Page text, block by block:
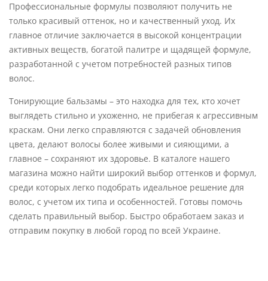
Профессиональные формулы позволяют получить не
только красивый оттенок, но и качественный уход. Их
главное отличие заключается в высокой концентрации
активных веществ, богатой палитре и щадящей формуле,
разработанной с учетом потребностей разных типов
волос.
Тонирующие бальзамы – это находка для тех, кто хочет
выглядеть стильно и ухоженно, не прибегая к агрессивным
краскам. Они легко справляются с задачей обновления
цвета, делают волосы более живыми и сияющими, а
главное – сохраняют их здоровье. В каталоге нашего
магазина можно найти широкий выбор оттенков и формул,
среди которых легко подобрать идеальное решение для
волос, с учетом их типа и особенностей. Готовы помочь
сделать правильный выбор. Быстро обработаем заказ и
отправим покупку в любой город по всей Украине.